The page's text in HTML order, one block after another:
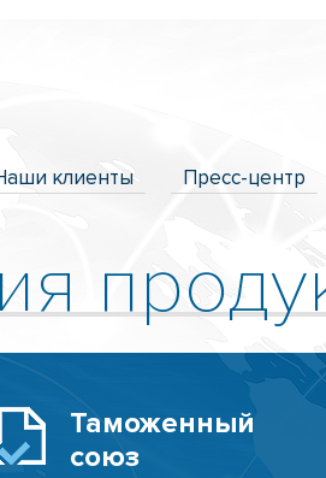
клиенты Пресс-центр
Таможенный
союз